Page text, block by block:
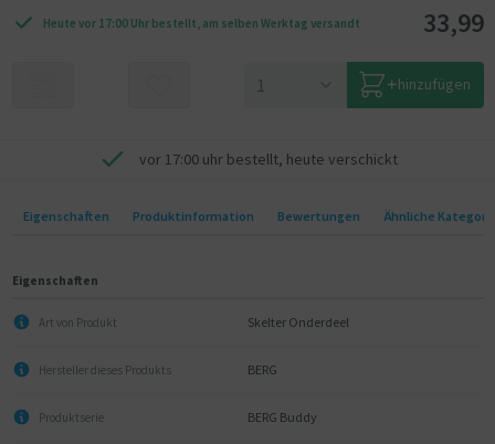
Heute vor 17:00 Uhr bestellt, am selben Werktag versandt 33,99
hinzufügen
vor 17:00 uhr bestellt, heute verschickt
Eigenschaften Produktinformation Bewertungen Ähnliche
Eigenschaften
Art von Produkt Skelter Onderdeel
Hersteller dieses Produkts BERG
Produktserie BERG Buddy